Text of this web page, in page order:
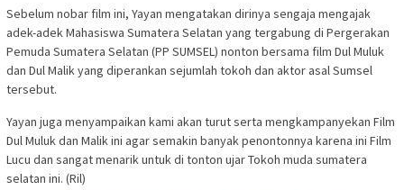
Sebelum nobar film ini, Yayan mengatakan dirinya sengaja mengajak
adek-adek Mahasiswa Sumatera Selatan yang tergabung di Pergerakan
Pemuda Sumatera Selatan (PP SUMSEL) nonton bersama film Dul Muluk
dan Dul Malik yang diperankan sejumlah tokoh dan aktor asal Sumsel
tersebut.
Yayan juga menyampaikan kami akan turut serta mengkampanyekan Film
Dul Muluk dan Malik ini agar semakin banyak penontonnya karena ini Film
Lucu dan sangat menarik untuk di tonton ujar Tokoh muda sumatera
selatan ini. (Ril)